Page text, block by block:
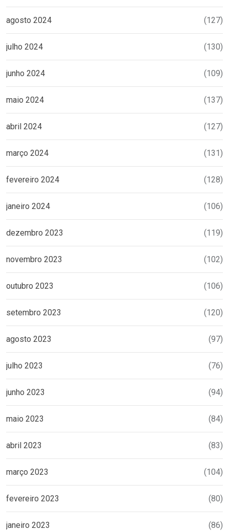
agosto 2024 (127)
julho 2024 (130)
junho 2024 (109)
maio 2024 (137)
abril 2024 (127)
março 2024 (131)
fevereiro 2024 (128)
janeiro 2024 (106)
dezembro 2023 (119)
novembro 2023 (102)
outubro 2023 (106)
setembro 2023 (120)
agosto 2023 (97)
julho 2023 (76)
junho 2023 (94)
maio 2023 (84)
abril 2023 (83)
março 2023 (104)
fevereiro 2023 (80)
janeiro 2023 (86)